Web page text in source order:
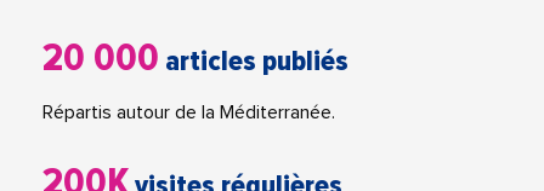
20 000 articles publiés
Répartis autour de la Méditerranée.